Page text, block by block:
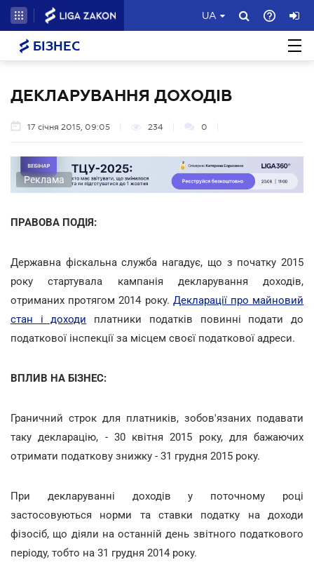
UA
БІЗНЕС
ДЕКЛАРУВАННЯ ДОХОДІВ
17 січня 2015, 09:05 234 0
Реклама
ПРАВОВА ПОДІЯ:
Державна фіскальна служба нагадує, що з початку 2015
року стартувала кампанія декларування доходів,
отриманих протягом 2014 року. Декларації про майновий
стан і доходи платники податків повинні подати до
податкової інспекції за місцем своєї податкової адреси.
ВПЛИВ НА БІЗНЕС:
Граничний строк для платників, зобов'язаних подавати
таку декларацію, - 30 квітня 2015 року, для бажаючих
отримати податкову знижку - 31 грудня 2015 року.
При декларуванні доходів у поточному році
застосовуються норми та ставки податку на доходи
фізосіб, що діяли на останній день звітного податкового
періоду, тобто на 31 грудня 2014 року.